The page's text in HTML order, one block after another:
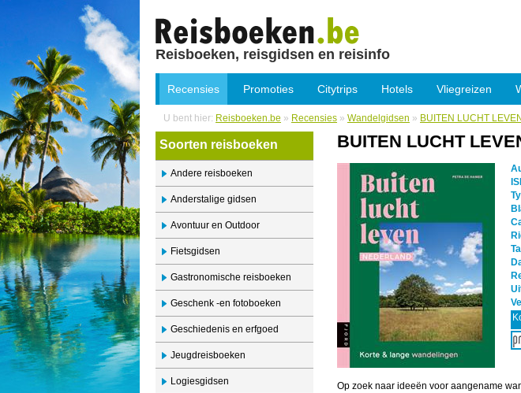
Reisboeken, reisgidsen en reisinfo
Recensies Promoties Citytrips Hotels Vliegreizen
U bent hier: Reisboeken.be » Recensies » Wandelgidsen » BUITEN LUCHT
Soorten reisboeken
Andere reisboeken
Anderstalige gidsen
Avontuur en Outdoor
Fietsgidsen
Gastronomische reisboeken
Geschenk -en fotoboeken
Geschiedenis en erfgoed
Jeugdreisboeken
Logiesgidsen
BUITEN LUCHT
Op zoek naar ideeën voor aangename